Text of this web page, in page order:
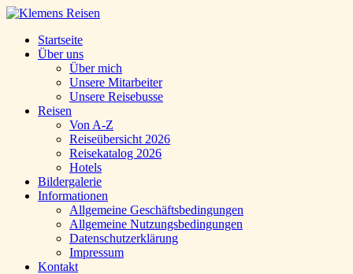
Startseite
Über uns
Über mich
Unsere Mitarbeiter
Unsere Reisebusse
Reisen
Von A-Z
Reiseübersicht 2026
Reisekatalog 2026
Hotels
Bildergalerie
Informationen
Allgemeine Geschäftsbedingungen
Allgemeine Nutzungsbedingungen
Datenschutzerklärung
Impressum
Kontakt